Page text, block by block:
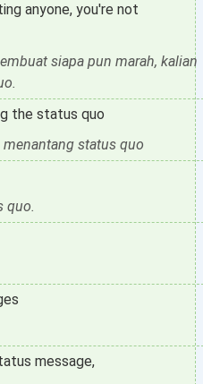
anyone, you're not
siapa pun marah, kalian
the status quo
status quo
quo.
message,